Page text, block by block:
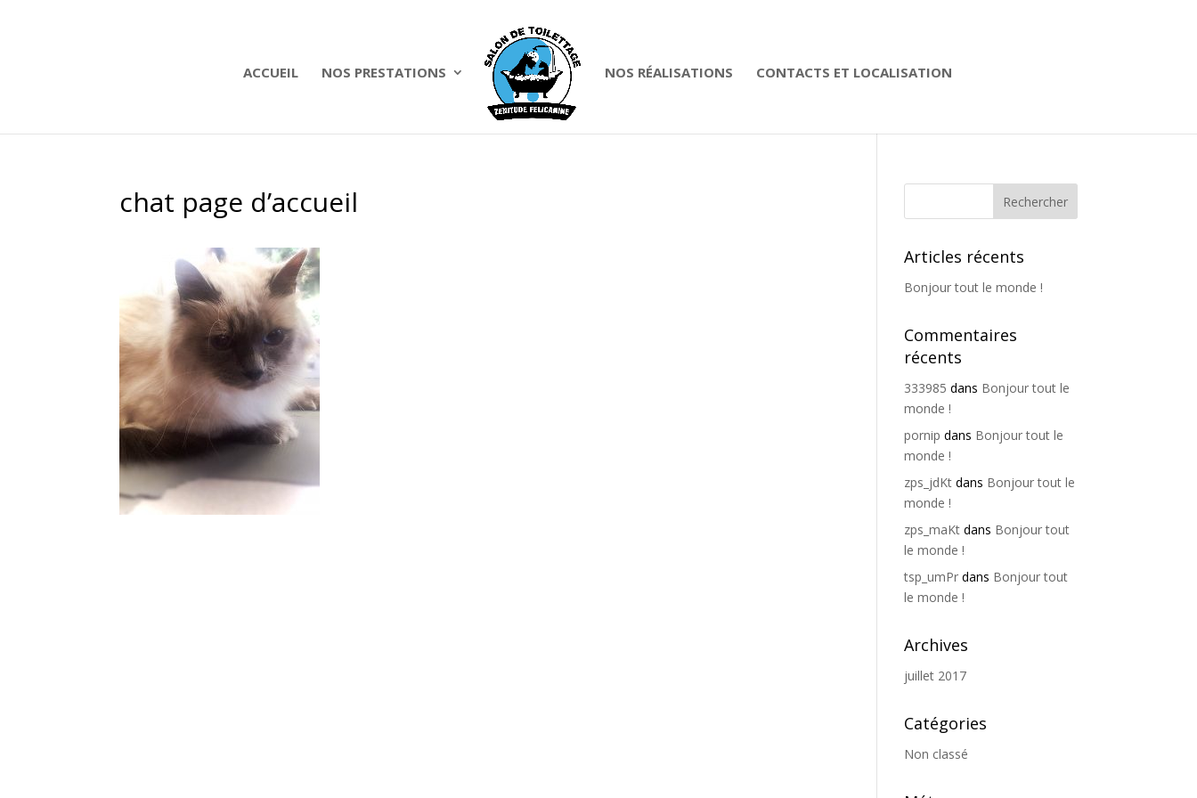
ACCUEIL NOS PRESTATIONS NOS RÉALISATIONS CONTACTS ET LOCALISATION
chat page d’accueil
Articles récents
Bonjour tout le monde !
Commentaires
récents
333985 dans Bonjour tout le
monde !
pornip dans Bonjour tout le
monde !
zps_jdKt dans Bonjour tout le
monde !
zps_maKt dans Bonjour tout
le monde !
tsp_umPr dans Bonjour tout
le monde !
Archives
juillet 2017
Catégories
Non classé